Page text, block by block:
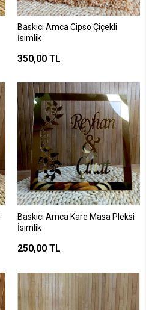
Baskıcı Amca Cipso Çiçekli
İsimlik
350,00 TL
Baskıcı Amca Kare Masa Pleksi
İsimlik
250,00 TL